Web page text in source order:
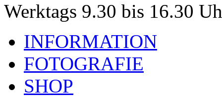
Werktags 9.30 bis 16.30
INFORMATION
FOTOGRAFIE
SHOP